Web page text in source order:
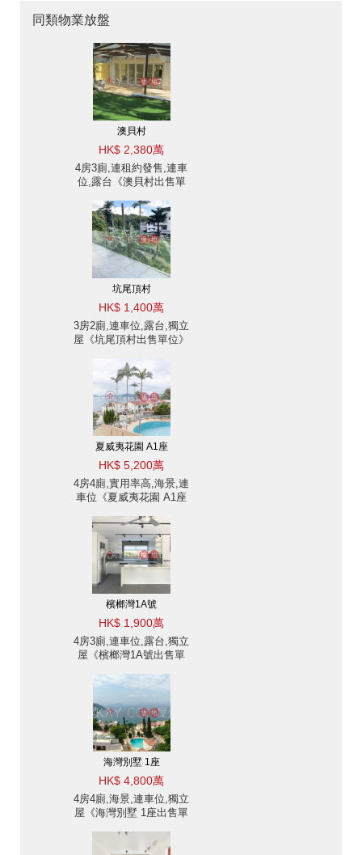
同類物業放盤
澳貝村
HK$ 2,380萬
4房3廁,連租約發售,連車
位,露台《澳貝村出售單
坑尾頂村
HK$ 1,400萬
3房2廁,連車位,露台,獨立
屋《坑尾頂村出售單位》
夏威夷花園 A1座
HK$ 5,200萬
4房4廁,實用率高,海景,連
車位《夏威夷花園 A1座
檳榔灣1A號
HK$ 1,900萬
4房3廁,連車位,露台,獨立
屋《檳榔灣1A號出售單
海灣別墅 1座
HK$ 4,800萬
4房4廁,海景,連車位,獨立
屋《海灣別墅 1座出售單